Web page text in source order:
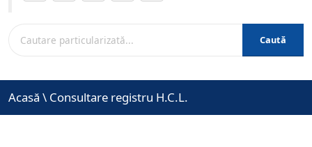
Caută
Acasă \ Consultare registru H.C.L.